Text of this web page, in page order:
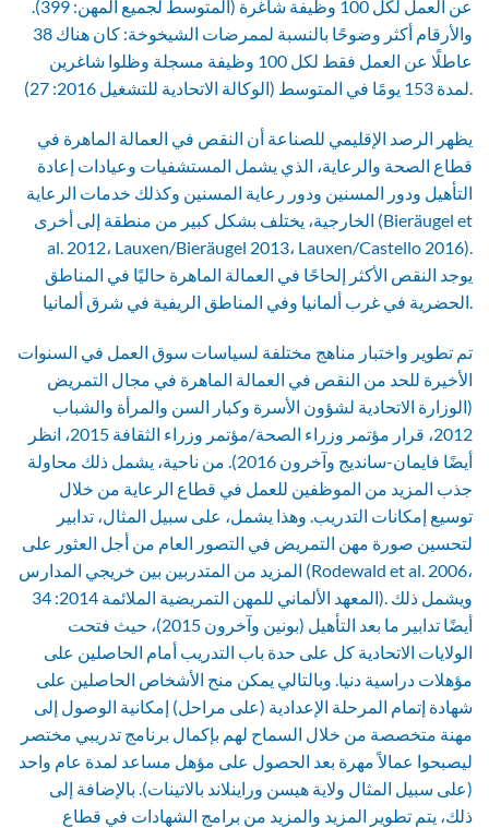
عن العمل لكل 100 وظيفة شاغرة (المتوسط لجميع المهن: 399).
والأرقام أكثر وضوحًا بالنسبة لممرضات الشيخوخة: كان هناك 38
عاطلًا عن العمل فقط لكل 100 وظيفة مسجلة وظلوا شاغرين
لمدة 153 يومًا في المتوسط (الوكالة الاتحادية للتشغيل 2016: 27).
يظهر الرصد الإقليمي للصناعة أن النقص في العمالة الماهرة في
قطاع الصحة والرعاية، الذي يشمل المستشفيات وعيادات إعادة
التأهيل ودور المسنين ودور رعاية المسنين وكذلك خدمات الرعاية
الخارجية، يختلف بشكل كبير من منطقة إلى أخرى (Bieräugel et
al. 2012، Lauxen/Bieräugel 2013، Lauxen/Castello 2016).
يوجد النقص الأكثر إلحاحًا في العمالة الماهرة حاليًا في المناطق
الحضرية في غرب ألمانيا وفي المناطق الريفية في شرق ألمانيا.
تم تطوير واختبار مناهج مختلفة لسياسات سوق العمل في السنوات
الأخيرة للحد من النقص في العمالة الماهرة في مجال التمريض
(الوزارة الاتحادية لشؤون الأسرة وكبار السن والمرأة والشباب
2012، قرار مؤتمر وزراء الصحة/مؤتمر وزراء الثقافة 2015، انظر
أيضًا فايمان-سانديج وآخرون 2016). من ناحية، يشمل ذلك محاولة
جذب المزيد من الموظفين للعمل في قطاع الرعاية من خلال
توسيع إمكانات التدريب. وهذا يشمل، على سبيل المثال، تدابير
لتحسين صورة مهن التمريض في التصور العام من أجل العثور على
المزيد من المتدربين بين خريجي المدارس (Rodewald et al. 2006،
المعهد الألماني للمهن التمريضية الملائمة 2014: 34). ويشمل ذلك
أيضًا تدابير ما بعد التأهيل (بونين وآخرون 2015)، حيث فتحت
الولايات الاتحادية كل على حدة باب التدريب أمام الحاصلين على
مؤهلات دراسية دنيا. وبالتالي يمكن منح الأشخاص الحاصلين على
شهادة إتمام المرحلة الإعدادية (على مراحل) إمكانية الوصول إلى
مهنة متخصصة من خلال السماح لهم بإكمال برنامج تدريبي مختصر
ليصبحوا عمالاً مهرة بعد الحصول على مؤهل مساعد لمدة عام واحد
(على سبيل المثال ولاية هيسن وراينلاند بالاتينات). بالإضافة إلى
ذلك، يتم تطوير المزيد والمزيد من برامج الشهادات في قطاع